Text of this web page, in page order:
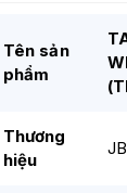
Tên sản
phẩm
Thương
hiệu